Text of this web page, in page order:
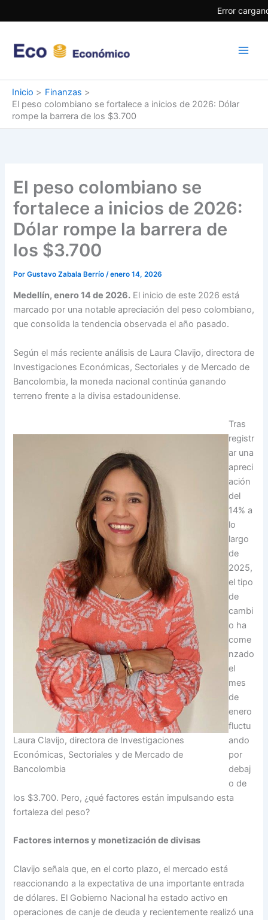
Error
al
Inicio
Finanzas
El peso colombiano se fortalece a inicios de 2026: Dólar
rompe la barrera de los $3.700
El peso colombiano se
fortalece a inicios de 2026:
Dólar rompe la barrera de
los $3.700
PorGustavo Zabala Berrío /enero 14, 2026
Medellín, enero 14 de 2026. El inicio de este 2026 está
marcado por una notable apreciación del peso colombiano,
que consolida la tendencia observada el año pasado.
Según el más reciente análisis de Laura Clavijo, directora de
Investigaciones Económicas, Sectoriales y de Mercado de
Bancolombia, la moneda nacional continúa ganando
terreno frente a la divisa estadounidense.
Laura Clavijo, directora de Investigaciones
Económicas, Sectoriales y de Mercado de
Bancolombia
Tras
registr
ar una
apreci
ación
del
14% a
lo
largo
de
2025,
el tipo
de
cambi
o ha
come
nzado
el
mes
de
enero
fluctu
ando
por
debaj
o de
los $3.700. Pero, ¿qué factores están impulsando esta
fortaleza del peso?
Factores internos y monetización de divisas
Clavijo señala que, en el corto plazo, el mercado está
reaccionando a la expectativa de una importante entrada
de dólares. El Gobierno Nacional ha estado activo en
operaciones de canje de deuda y recientemente realizó una